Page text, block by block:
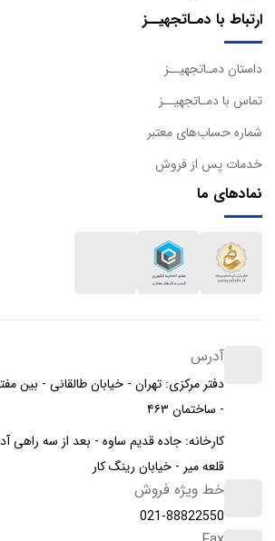
ارتباط با دمـاتجهیــز
داستان دمـاتجهیــز
تماس با دمـاتجهیــز
شماره حساب‌های معتبر
خدمات پس از فروش
نمادهای ما
آدرس
دفتر مرکزی: تهران - خیابان طالقانی - بین
- ساختمان ۴۶۳
کارخانه: جاده قدیم ساوه - بعد از سه راهی
قلعه میر - خیابان رینگ کار
خط ویژه فروش
021-88822550